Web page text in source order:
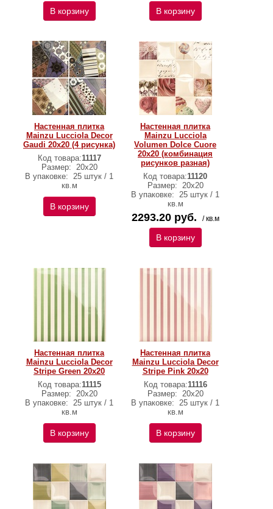
В корзину В корзину
Настенная плитка
Mainzu Lucciola Decor
Gaudi 20x20 (4 рисунка)
Код товара:11117
Размер: 20x20
В упаковке: 25 штук / 1
кв.м
В корзину
Настенная плитка
Mainzu Lucciola
Volumen Dolce Cuore
20x20 (комбинация
рисунков разная)
Код товара:11120
Размер: 20x20
В упаковке: 25 штук / 1
кв.м
2293.20 руб. / кв.м
В корзину
Настенная плитка
Mainzu Lucciola Decor
Stripe Green 20x20
Код товара:11115
Размер: 20x20
В упаковке: 25 штук / 1
кв.м
В корзину
Настенная плитка
Mainzu Lucciola Decor
Stripe Pink 20x20
Код товара:11116
Размер: 20x20
В упаковке: 25 штук / 1
кв.м
В корзину